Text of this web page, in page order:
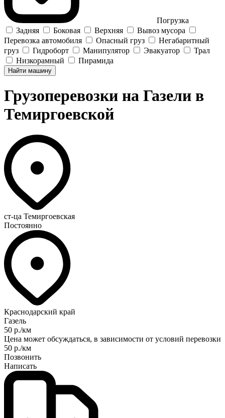
Погрузка
Задняя
Боковая Верхняя
Вывоз мусора
Перевозка автомобиля
Опасный груз
Негабаритный
груз
Гидроборт Манипулятор Эвакуатор
Трал
Низкорамный
Пирамида
Найти машину
Грузоперевозки на Газели в
Темиргоевской
ст-ца Темиргоевская
Постоянно
Краснодарский край
Газель
50 р./км
Цена может обсуждаться, в зависимости от условий перевозки
50 р./км
Позвонить
Написать